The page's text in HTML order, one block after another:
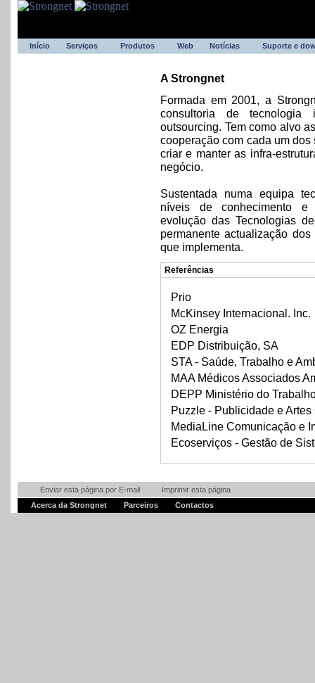
Início Serviços Produtos Web Notícias Suporte e
A Strongnet
Formada em 2001, a
consultoria de tecnologia
outsourcing. Tem como alvo
cooperação com cada um
criar e manter as infra-
negócio.
Sustentada numa equipa
níveis de conhecimento e
evolução das Tecnologias
permanente actualização
que implementa.
Referências
Prio
McKinsey Internacional. Inc.
OZ Energia
EDP Distribuição, SA
STA - Saúde, Trabalho e
MAA Médicos Associados
DEPP Ministério do
Puzzle - Publicidade e Artes
MediaLine Comunicação e
Ecoserviços - Gestão de
Enviar esta página por E-mail
Imprimir esta página
Acerca da Strongnet
Parceiros Contactos